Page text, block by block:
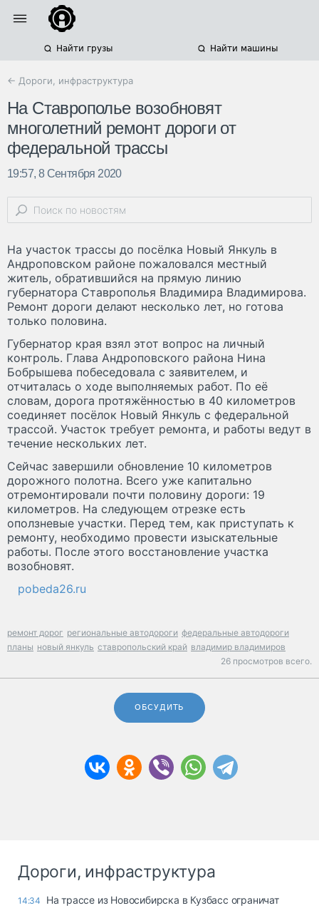
Найти грузы Найти машины
← Дороги, инфраструктура
На Ставрополье возобновят
многолетний ремонт дороги от
федеральной трассы
19:57, 8 Сентября 2020
На участок трассы до посёлка Новый Янкуль в
Андроповском районе пожаловался местный
житель, обратившийся на прямую линию
губернатора Ставрополья Владимира Владимирова.
Ремонт дороги делают несколько лет, но готова
только половина.
Губернатор края взял этот вопрос на личный
контроль. Глава Андроповского района Нина
Бобрышева побеседовала с заявителем, и
отчиталась о ходе выполняемых работ. По её
словам, дорога протяжённостью в 40 километров
соединяет посёлок Новый Янкуль с федеральной
трассой. Участок требует ремонта, и работы ведут в
течение нескольких лет.
Сейчас завершили обновление 10 километров
дорожного полотна. Всего уже капитально
отремонтировали почти половину дороги: 19
километров. На следующем отрезке есть
оползневые участки. Перед тем, как приступать к
ремонту, необходимо провести изыскательные
работы. После этого восстановление участка
возобновят.
pobeda26.ru
ремонт дорог региональные автодороги федеральные автодороги
планы новый янкуль ставропольский край владимир владимиров
26 просмотров всего.
ОБСУДИТЬ
Дороги, инфраструктура
14:34
На трассе из Новосибирска в Кузбасс ограничат